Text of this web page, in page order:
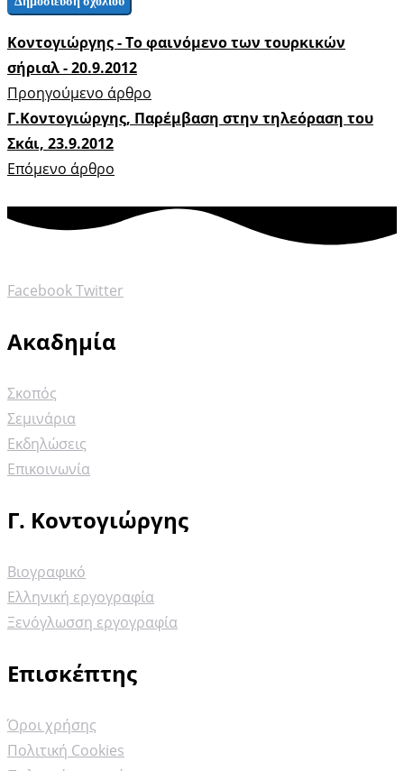
Κοντογιώργης - Το φαινόμενο των τουρκικών
σήριαλ - 20.9.2012
Προηγούμενο άρθρο
Γ.Κοντογιώργης, Παρέμβαση στην τηλεόραση του
Σκάι, 23.9.2012
Επόμενο άρθρο
FacebookTwitter
Ακαδημία
Σκοπός
Σεμινάρια
Εκδηλώσεις
Επικοινωνία
Γ. Κοντογιώργης
Βιογραφικό
Ελληνική εργογραφία
Ξενόγλωσση εργογραφία
Επισκέπτης
Όροι χρήσης
Πολιτική Cookies